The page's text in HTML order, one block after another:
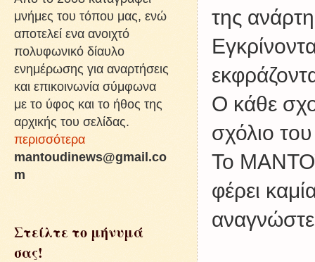
της
Ο κάθε
σχόλιο
Το
φέρει
μνήμες του τόπου μας, ενώ
αποτελεί ενα ανοιχτό
πολυφωνικό δίαυλο
ενημέρωσης για αναρτήσεις
και επικοινωνία σύμφωνα
με το ύφος και το ήθος της
αρχικής του σελίδας.
περισσότερα
mantoudinews@gmail.co
m
Στείλτε το μήνυμά
σας!